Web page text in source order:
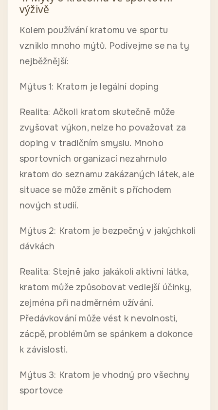
výživě
Kolem používání kratomu ve sportu
vzniklo mnoho mýtů. Podívejme se na ty
nejběžnější:
Mýtus 1: Kratom je legální doping
Realita: Ačkoli kratom skutečně může
zvyšovat výkon, nelze ho považovat za
doping v tradičním smyslu. Mnoho
sportovních organizací nezahrnulo
kratom do seznamu zakázaných látek, ale
situace se může změnit s příchodem
nových studií.
Mýtus 2: Kratom je bezpečný v jakýchkoli
dávkách
Realita: Stejně jako jakákoli aktivní látka,
kratom může způsobovat vedlejší účinky,
zejména při nadměrném užívání.
Předávkování může vést k nevolnosti,
zácpě, problémům se spánkem a dokonce
k závislosti.
Mýtus 3: Kratom je vhodný pro všechny
sportovce